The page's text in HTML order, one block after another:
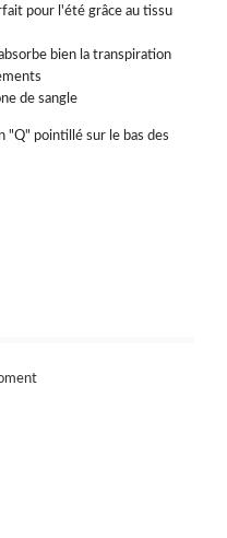
pour l'été grâce au tissu
bien la transpiration
de sangle
"Q" pointillé sur le bas des